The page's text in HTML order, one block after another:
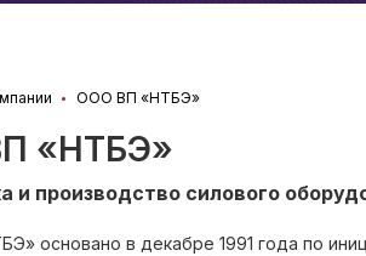
ООО ВП «НТБЭ»
«НТБЭ»
и производство силового
основано в декабре 1991 года по